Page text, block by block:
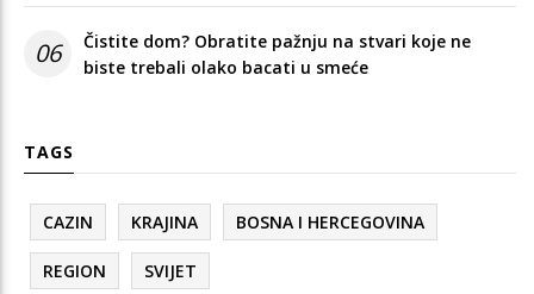
06
Čistite dom? Obratite pažnju na stvari koje ne
biste trebali olako bacati u smeće
TAGS
CAZIN KRAJINA BOSNA I HERCEGOVINA
REGION SVIJET